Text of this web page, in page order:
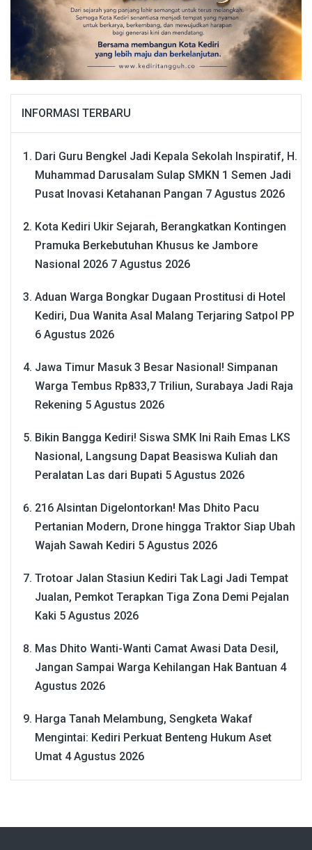
INFORMASI TERBARU
Dari Guru Bengkel Jadi Kepala Sekolah Inspiratif, H.
Muhammad Darusalam Sulap SMKN 1 Semen Jadi
Pusat Inovasi Ketahanan Pangan 7 Agustus 2026
Kota Kediri Ukir Sejarah, Berangkatkan Kontingen
Pramuka Berkebutuhan Khusus ke Jambore
Nasional 2026 7 Agustus 2026
Aduan Warga Bongkar Dugaan Prostitusi di Hotel
Kediri, Dua Wanita Asal Malang Terjaring Satpol PP
6 Agustus 2026
Jawa Timur Masuk 3 Besar Nasional! Simpanan
Warga Tembus Rp833,7 Triliun, Surabaya Jadi Raja
Rekening 5 Agustus 2026
Bikin Bangga Kediri! Siswa SMK Ini Raih Emas LKS
Nasional, Langsung Dapat Beasiswa Kuliah dan
Peralatan Las dari Bupati 5 Agustus 2026
216 Alsintan Digelontorkan! Mas Dhito Pacu
Pertanian Modern, Drone hingga Traktor Siap Ubah
Wajah Sawah Kediri 5 Agustus 2026
Trotoar Jalan Stasiun Kediri Tak Lagi Jadi Tempat
Jualan, Pemkot Terapkan Tiga Zona Demi Pejalan
Kaki 5 Agustus 2026
Mas Dhito Wanti-Wanti Camat Awasi Data Desil,
Jangan Sampai Warga Kehilangan Hak Bantuan 4
Agustus 2026
Harga Tanah Melambung, Sengketa Wakaf
Mengintai: Kediri Perkuat Benteng Hukum Aset
Umat 4 Agustus 2026